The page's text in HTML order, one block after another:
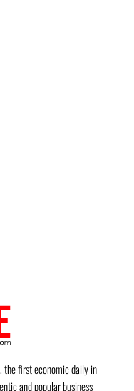
the first economic daily in
and popular business